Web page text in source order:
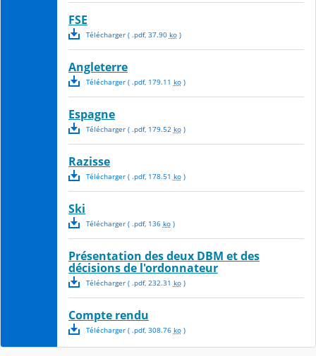
FSE
Télécharger( .pdf, 37.90 ko)
Angleterre
Télécharger( .pdf, 179.11 ko)
Espagne
Télécharger( .pdf, 179.52 ko)
Razisse
Télécharger( .pdf, 178.51 ko)
Ski
Télécharger( .pdf, 136 ko)
Présentation des deux DBM et des
décisions de l'ordonnateur
Télécharger( .pdf, 232.31 ko)
Compte rendu
Télécharger( .pdf, 308.76 ko)